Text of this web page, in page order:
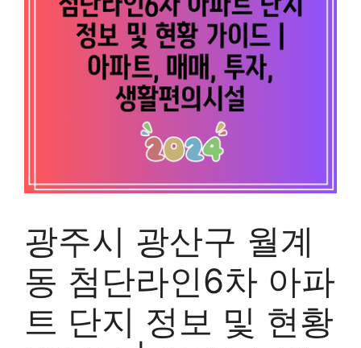
광주시 광산구 월계
동 첨단라인6차 아파
트 단지 정보 및 현황